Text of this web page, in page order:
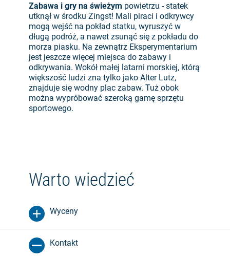
Zabawa i gry na świeżym powietrzu - statek
utknął w środku Zingst! Mali piraci i odkrywcy
mogą wejść na pokład statku, wyruszyć w
długą podróż, a nawet zsunąć się z pokładu do
morza piasku. Na zewnątrz Eksperymentarium
jest jeszcze więcej miejsca do zabawy i
odkrywania. Wokół małej latarni morskiej, którą
większość ludzi zna tylko jako Alter Lutz,
znajduje się wodny plac zabaw. Tuż obok
można wypróbować szeroką gamę sprzętu
sportowego.
Warto wiedzieć
Wyceny
Kontakt